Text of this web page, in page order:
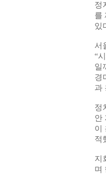
정
를
있
서
“
일
경
과
정
안
이
적
지
며